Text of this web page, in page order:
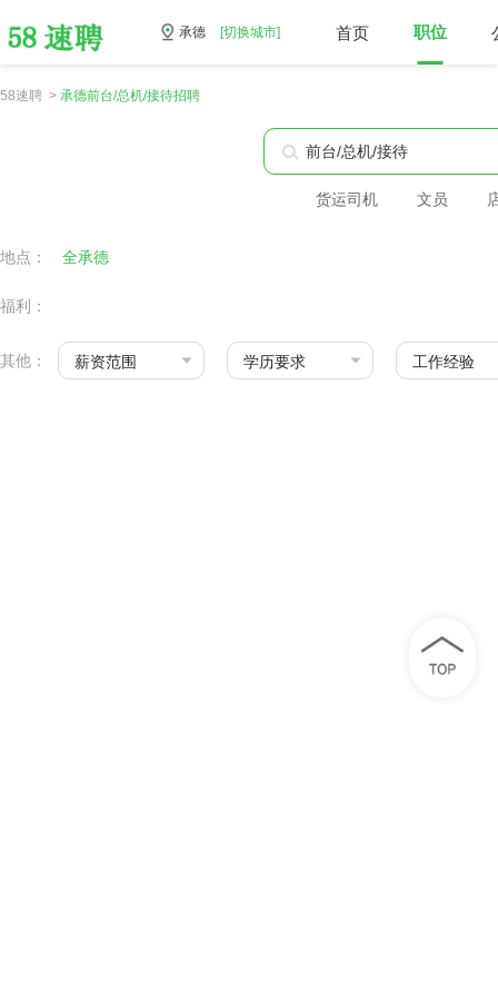
承德 [切换城市] 首页 职位
58速聘 > 承德前台/总机/接待招聘
货运司机 文员
地点： 全承德
福利：
其他： 薪资范围 学历要求 工作经验